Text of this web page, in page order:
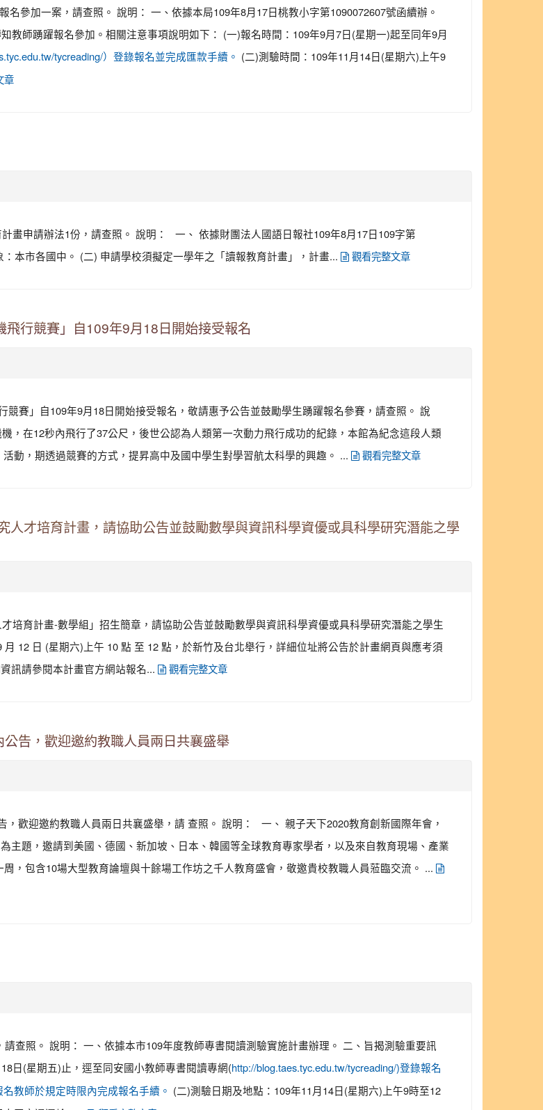
參加一案，請查照。 說明： 一、依據本局109年8月17日桃教小字第1090072607號函續辦。
教師踴躍報名參加。相關注意事項說明如下： (一)報名時間：109年9月7日(星期一)起至同年9月
tycreading/）登錄報名並完成匯款手續。
(二)測驗時間：109年11月14日(星期六)上午9
章
畫申請辦法1份，請查照。 說明： 一、 依據財團法人國語日報社109年8月17日109字第
本市各國中。 (二) 申請學校須擬定一學年之「讀報教育計畫」，計畫...
觀看完整文章
行競賽」自109年9月18日開始接受報名
賽」自109年9月18日開始接受報名，敬請惠予公告並鼓勵學生踴躍報名參賽，請查照。 說
，在12秒內飛行了37公尺，後世公認為人類第一次動力飛行成功的紀錄，本館為紀念這段人類
動，期透過競賽的方式，提昇高中及國中學生對學習航太科學的興趣。 ...
觀看完整文章
才培育計畫，請協助公告並鼓勵數學與資訊科學資優或具科學研究潛能之學
培育計畫-數學組」招生簡章，請協助公告並鼓勵數學與資訊科學資優或具科學研究潛能之學生
12 日 (星期六)上午 10 點 至 12 點，於新竹及台北舉行，詳細位址將公告於計畫網頁與應考須
訊請參閱本計畫官方網站報名...
觀看完整文章
告，歡迎邀約教職人員兩日共襄盛舉
歡迎邀約教職人員兩日共襄盛舉，請 查照。 說明： 一、 親子天下2020教育創新國際年會，
主題，邀請到美國、德國、新加坡、日本、韓國等全球教育專家學者，以及來自教育現場、產業
，包含10場大型教育論壇與十餘場工作坊之千人教育盛會，敬邀貴校教職人員蒞臨交流。 ...
查照。 說明： 一、依據本市109年度教師專書閱讀測驗實施計畫辦理。 二、旨揭測驗重要訊
日(星期五)止，逕至同安國小教師專書閱讀專網( http://blog.taes.tyc.edu.tw/tycreading/)登錄報名
教師於規定時限內完成報名手續。
(二)測驗日期及地點：109年11月14日(星期六)上午9時至12